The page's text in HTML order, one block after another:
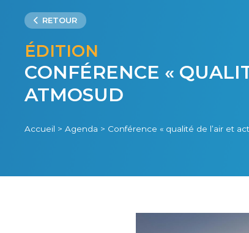
RETOUR
ÉDITION
CONFÉRENCE «
ATMOSUD
Accueil > Agenda > Conférence « qualité de l’air et